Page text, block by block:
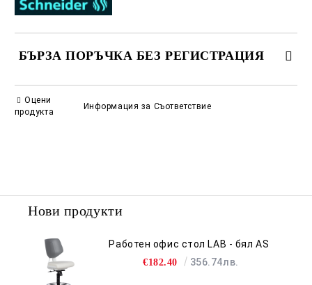
БЪРЗА ПОРЪЧКА БЕЗ РЕГИСТРАЦИЯ
Оцени
продукта
Информация за Съответствие
Нови продукти
Работен офис стол LAB - бял AS
€182.40 356.74лв.